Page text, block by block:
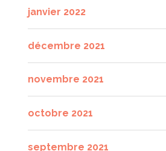
janvier 2022
décembre 2021
novembre 2021
octobre 2021
septembre 2021